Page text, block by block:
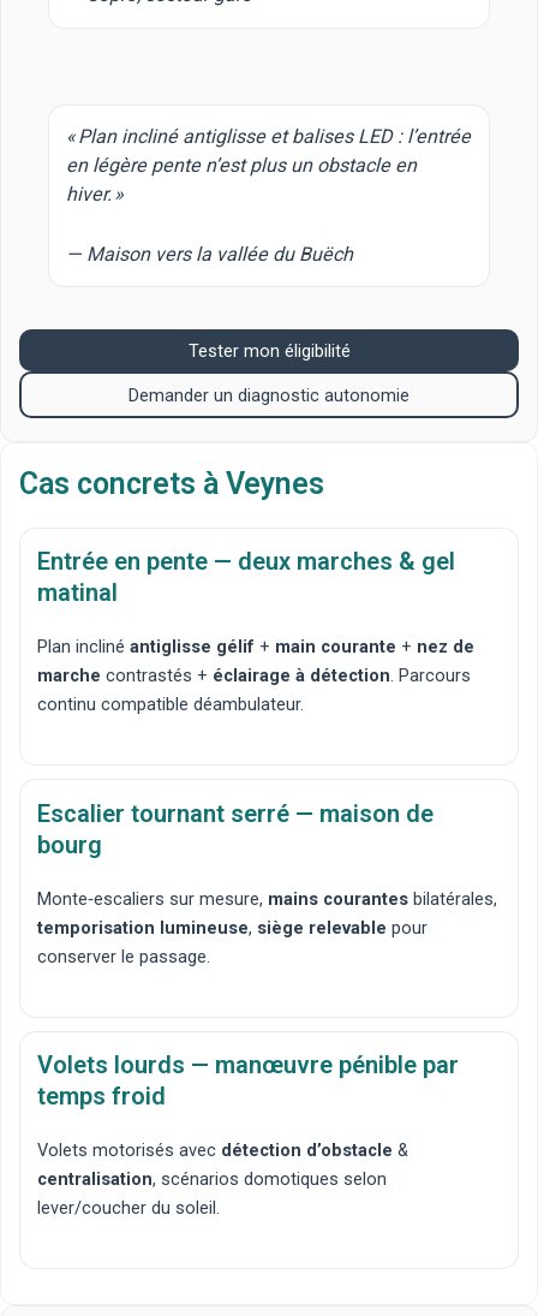
« Plan incliné antiglisse et balises LED : l’entrée
en légère pente n’est plus un obstacle en
hiver. »
— Maison vers la vallée du Buëch
Tester mon éligibilité
Demander un diagnostic autonomie
Cas concrets à Veynes
Entrée en pente — deux marches & gel
matinal
Plan incliné antiglisse gélif + main courante + nez de
marche contrastés + éclairage à détection. Parcours
continu compatible déambulateur.
Escalier tournant serré — maison de
bourg
Monte‑escaliers sur mesure, mains courantes bilatérales,
temporisation lumineuse, siège relevable pour
conserver le passage.
Volets lourds — manœuvre pénible par
temps froid
Volets motorisés avec détection d’obstacle &
centralisation, scénariosdomotiques selon
lever/coucher du soleil.